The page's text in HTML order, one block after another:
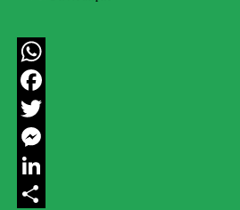
WhatsApp
Facebook
Twitter
Messenger
LinkedIn